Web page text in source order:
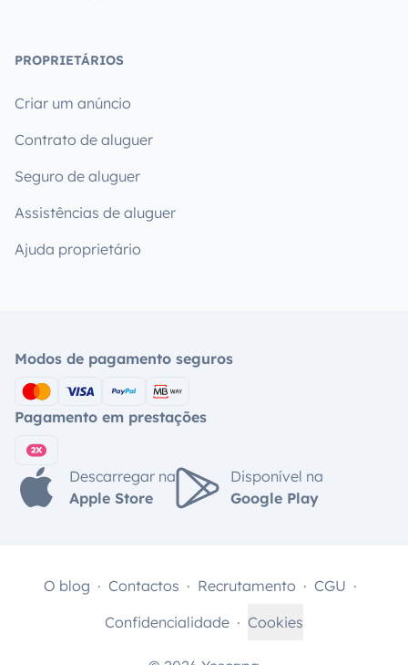
PROPRIETÁRIOS
Criar um anúncio
Contrato de aluguer
Seguro de aluguer
Assistências de aluguer
Ajuda proprietário
Modos de pagamento seguros
Pagamento em prestações
Descarregar na
Apple Store
Disponível na
Google Play
O blog Contactos Recrutamento
CGU
Confidencialidade
Cookies